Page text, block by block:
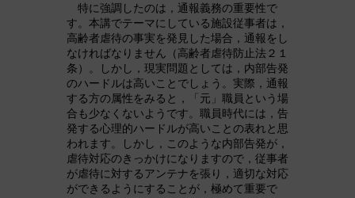
特に強調したのは，通報義務の重要性で
す。本講でテーマにしている施設従事者は，
高齢者虐待の事実を発見した場合，通報をし
なければなりません（高齢者虐待防止法２１
条）。しかし，現実問題としては，内部告発
のハードルは高いことでしょう。実際，通報
する方の属性をみると，「元」職員という場
合も少なくないようです。職員時代には，告
発する心理的ハードルが高いことの表れと思
われます。しかし，このような内部告発が，
虐待対応のきっかけになりますので，従事者
が虐待に対するアンテナを張り，適切な対応
ができるようにすることが，極めて重要で